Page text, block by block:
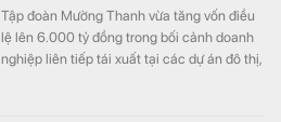
Tập đoàn Mường Thanh vừa tăng vốn điều
lệ lên 6.000 tỷ đồng trong bối cảnh doanh
nghiệp liên tiếp tái xuất tại các dự án đô thị,